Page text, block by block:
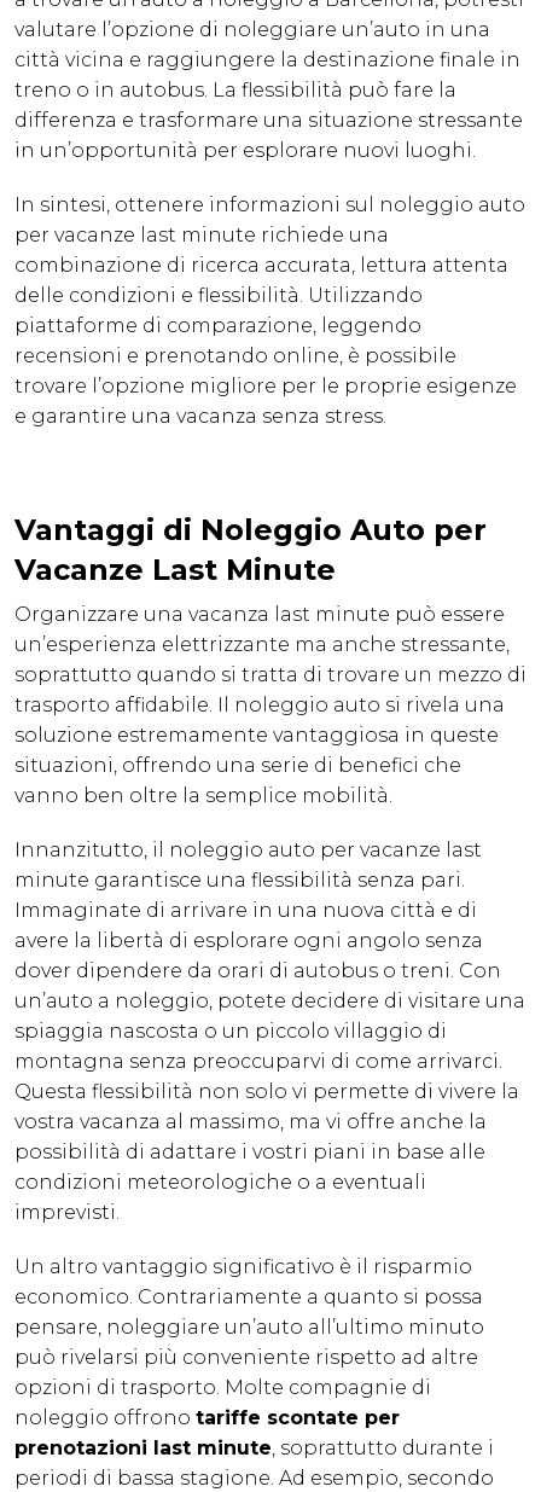
valutare l’opzione di noleggiare un’auto in una
città vicina e raggiungere la destinazione finale in
treno o in autobus. La flessibilità può fare la
differenza e trasformare una situazione stressante
in un’opportunità per esplorare nuovi luoghi.
In sintesi, ottenere informazioni sul noleggio auto
per vacanze last minute richiede una
combinazione di ricerca accurata, lettura attenta
delle condizioni e flessibilità. Utilizzando
piattaforme di comparazione, leggendo
recensioni e prenotando online, è possibile
trovare l’opzione migliore per le proprie esigenze
e garantire una vacanza senza stress.
Vantaggi di Noleggio Auto per
Vacanze Last Minute
Organizzare una vacanza last minute può essere
un’esperienza elettrizzante ma anche stressante,
soprattutto quando si tratta di trovare un mezzo di
trasporto affidabile. Il noleggio auto si rivela una
soluzione estremamente vantaggiosa in queste
situazioni, offrendo una serie di benefici che
vanno ben oltre la semplice mobilità.
Innanzitutto, il noleggio auto per vacanze last
minute garantisce una flessibilità senza pari.
Immaginate di arrivare in una nuova città e di
avere la libertà di esplorare ogni angolo senza
dover dipendere da orari di autobus o treni. Con
un’auto a noleggio, potete decidere di visitare una
spiaggia nascosta o un piccolo villaggio di
montagna senza preoccuparvi di come arrivarci.
Questa flessibilità non solo vi permette di vivere la
vostra vacanza al massimo, ma vi offre anche la
possibilità di adattare i vostri piani in base alle
condizioni meteorologiche o a eventuali
imprevisti.
Un altro vantaggio significativo è il risparmio
economico. Contrariamente a quanto si possa
pensare, noleggiare un’auto all’ultimo minuto
può rivelarsi più conveniente rispetto ad altre
opzioni di trasporto. Molte compagnie di
noleggio offrono tariffe scontate per
prenotazioni last minute, soprattutto durante i
periodi di bassa stagione. Ad esempio, secondo